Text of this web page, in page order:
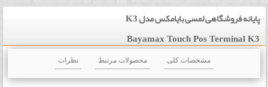
پایانه فروشگاهی لمسی بایامکس مدل K3
Bayamax Touch Pos Terminal K3
مشخصات کلی محصولات مرتبط نظرات